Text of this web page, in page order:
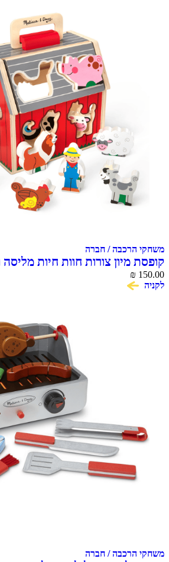
משחקי הרכבה / חברה
Doug
₪ 150.00
לקניה
משחקי הרכבה / חברה